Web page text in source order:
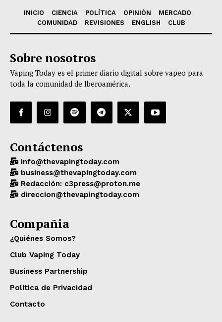
INICIO CIENCIA POLÍTICA OPINIÓN
MERCADO
COMUNIDAD
REVISIONES ENGLISH CLUB
Sobre nosotros
Vaping Today es el primer diario digital sobre vapeo para
toda la comunidad de Iberoamérica.
Contáctenos
info@thevapingtoday.com
business@thevapingtoday.com
Redacción: c3press@proton.me
direccion@thevapingtoday.com
Compañia
¿Quiénes Somos?
Club Vaping Today
Business Partnership
Política de Privacidad
Contacto